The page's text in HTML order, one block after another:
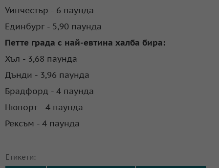
Уинчестър - 6 паунда
Единбург - 5,90 паунда
Петте града с най-евтина халба бира:
Хъл - 3,68 паунда
Дънди - 3,96 паунда
Брадфорд - 4 паунда
Нюпорт - 4 паунда
Рексъм - 4 паунда
Етикети: